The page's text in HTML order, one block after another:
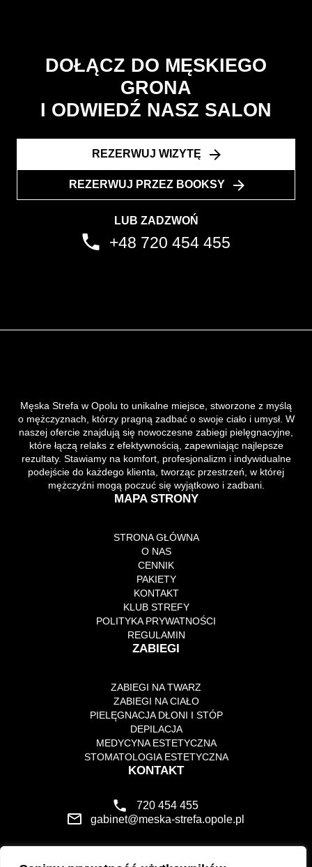
DOŁĄCZ DO MĘSKIEGO
GRONA
I ODWIEDŹ NASZ SALON
REZERWUJ WIZYTĘ
REZERWUJ PRZEZ BOOKSY
LUB ZADZWOŃ
+48 720 454 455
Męska Strefa w Opolu to unikalne miejsce, stworzone z myślą
o mężczyznach, którzy pragną zadbać o swoje ciało i umysł. W
naszej ofercie znajdują się nowoczesne zabiegi pielęgnacyjne,
które łączą relaks z efektywnością, zapewniając najlepsze
rezultaty. Stawiamy na komfort, profesjonalizm i indywidualne
podejście do każdego klienta, tworząc przestrzeń, w której
mężczyźni mogą poczuć się wyjątkowo i zadbani.
MAPA STRONY
STRONA GŁÓWNA
O NAS
CENNIK
PAKIETY
KONTAKT
KLUB STREFY
POLITYKA PRYWATNOŚCI
REGULAMIN
ZABIEGI
ZABIEGI NA TWARZ
ZABIEGI NA CIAŁO
PIELĘGNACJA DŁONI I STÓP
DEPILACJA
MEDYCYNA ESTETYCZNA
STOMATOLOGIA ESTETYCZNA
KONTAKT
720 454 455
gabinet@meska-strefa.opole.pl
MĘSKA STREFA